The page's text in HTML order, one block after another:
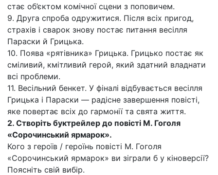
стає об’єктом комічної сцени з поповичем.
9. Друга спроба одружитися. Після всіх пригод,
страхів і сварок знову постає питання весілля
Параски й Грицька.
10. Поява «рятівника» Грицька. Грицько постає як
сміливий, кмітливий герой, який здатний владнати
всі проблеми.
11. Весільний бенкет. У фіналі відбувається весілля
Грицька і Параски — радісне завершення повісті,
яке повертає всіх до гармонії та свята життя.
2. Створіть буктрейлер до повісті М. Гоголя
«Сорочинський ярмарок».
Кого з героїв / героїнь повісті М. Гоголя
«Сорочинський ярмарок» ви зіграли б у кіноверсії?
Поясніть свій вибір.